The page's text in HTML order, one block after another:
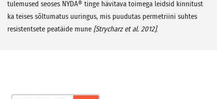
tulemused seoses NYDA® tinge hävitava toimega leidsid kinnitust
ka teises sõltumatus uuringus, mis puudutas permetriini suhtes
resistentsete peatäide mune [Strycharz et al. 2012].